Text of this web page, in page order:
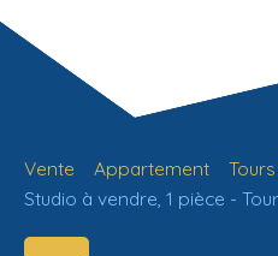
Vente Appartement
Studio à vendre, 1 pièce -